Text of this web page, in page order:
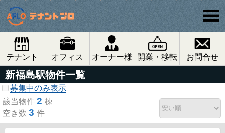
テナント オフィス オーナー様 開業・移転 お問合せ
新福島駅物件一覧
募集中のみ表示
該当物件 2 棟
空き数 3 件